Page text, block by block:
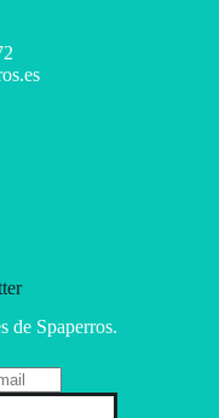
de Spaperros.